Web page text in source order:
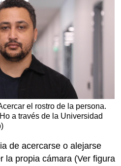
el rostro de la persona.
a través de la Universidad
de acercarse o alejarse
la propia cámara (Ver figura